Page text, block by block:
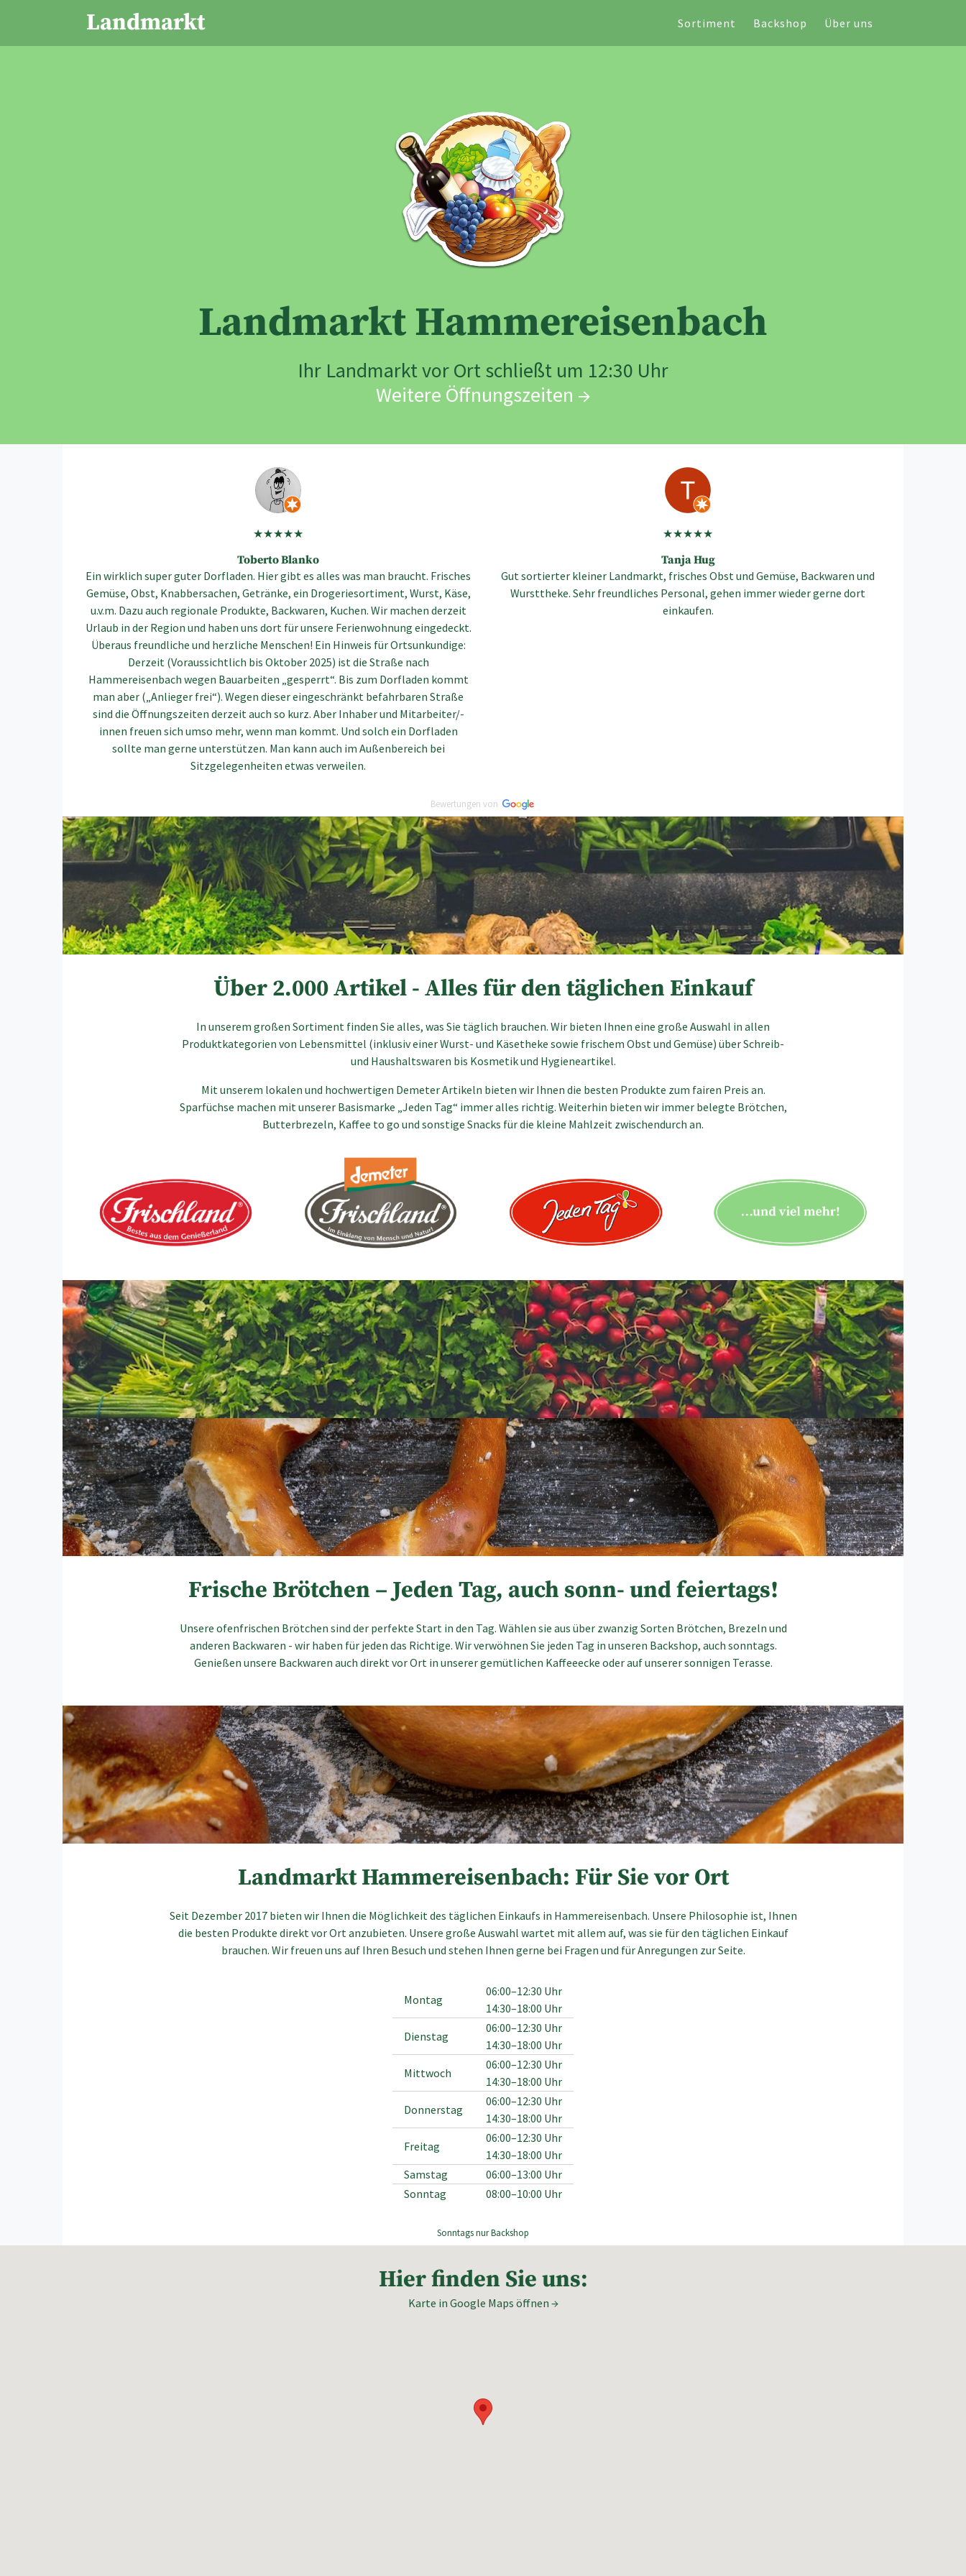
Landmarkt Sortiment Backshop Über uns
Landmarkt Hammereisenbach
Ihr Landmarkt vor Ort schließt um 12:30 Uhr
Weitere Öffnungszeiten →
★★★★★
Toberto Blanko
Ein wirklich super guter Dorfladen. Hier gibt es alles was man braucht. Frisches
Gemüse, Obst, Knabbersachen, Getränke, ein Drogeriesortiment, Wurst, Käse,
u.v.m. Dazu auch regionale Produkte, Backwaren, Kuchen. Wir machen derzeit
Urlaub in der Region und haben uns dort für unsere Ferienwohnung eingedeckt.
Überaus freundliche und herzliche Menschen! Ein Hinweis für Ortsunkundige:
Derzeit (Voraussichtlich bis Oktober 2025) ist die Straße nach
Hammereisenbach wegen Bauarbeiten „gesperrt“. Bis zum Dorfladen kommt
man aber („Anlieger frei“). Wegen dieser eingeschränkt befahrbaren Straße
sind die Öffnungszeiten derzeit auch so kurz. Aber Inhaber und Mitarbeiter/-
innen freuen sich umso mehr, wenn man kommt. Und solch ein Dorfladen
sollte man gerne unterstützen. Man kann auch im Außenbereich bei
Sitzgelegenheiten etwas verweilen.
★★★★★
Tanja Hug
Gut sortierter kleiner Landmarkt, frisches Obst und Gemüse, Backwaren und
Wursttheke. Sehr freundliches Personal, gehen immer wieder gerne dort
einkaufen.
Bewertungen von
Über 2.000 Artikel - Alles für den täglichen Einkauf
In unserem großen Sortiment finden Sie alles, was Sie täglich brauchen. Wir bieten Ihnen eine große Auswahl in allen
Produktkategorien von Lebensmittel (inklusiv einer Wurst- und Käsetheke sowie frischem Obst und Gemüse) über Schreib-
und Haushaltswaren bis Kosmetik und Hygieneartikel.
Mit unserem lokalen und hochwertigen Demeter Artikeln bieten wir Ihnen die besten Produkte zum fairen Preis an.
Sparfüchse machen mit unserer Basismarke „Jeden Tag“ immer alles richtig. Weiterhin bieten wir immer belegte Brötchen,
Butterbrezeln, Kaffee to go und sonstige Snacks für die kleine Mahlzeit zwischendurch an.
Frische Brötchen – Jeden Tag, auch sonn- und feiertags!
Unsere ofenfrischen Brötchen sind der perfekte Start in den Tag. Wählen sie aus über zwanzig Sorten Brötchen, Brezeln und
anderen Backwaren - wir haben für jeden das Richtige. Wir verwöhnen Sie jeden Tag in unseren Backshop, auch sonntags.
Genießen unsere Backwaren auch direkt vor Ort in unserer gemütlichen Kaffeeecke oder auf unserer sonnigen Terasse.
Landmarkt Hammereisenbach: Für Sie vor Ort
Seit Dezember 2017 bieten wir Ihnen die Möglichkeit des täglichen Einkaufs in Hammereisenbach. Unsere Philosophie ist, Ihnen
die besten Produkte direkt vor Ort anzubieten. Unsere große Auswahl wartet mit allem auf, was sie für den täglichen Einkauf
brauchen. Wir freuen uns auf Ihren Besuch und stehen Ihnen gerne bei Fragen und für Anregungen zur Seite.
Montag
06:00–12:30 Uhr
14:30–18:00 Uhr
Dienstag
06:00–12:30 Uhr
14:30–18:00 Uhr
Mittwoch
06:00–12:30 Uhr
14:30–18:00 Uhr
Donnerstag
06:00–12:30 Uhr
14:30–18:00 Uhr
Freitag
06:00–12:30 Uhr
14:30–18:00 Uhr
Samstag
06:00–13:00 Uhr
Sonntag
08:00–10:00 Uhr
Sonntags nur Backshop
Hier finden Sie uns:
Karte in Google Maps öffnen →